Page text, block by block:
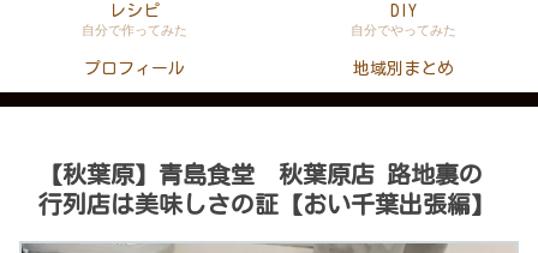
レシピ
自分で作ってみた
DIY
自分でやってみた
プロフィール 地域別まとめ
【秋葉原】青島食堂 秋葉原店 路地裏の
行列店は美味しさの証【おい千葉出張編】